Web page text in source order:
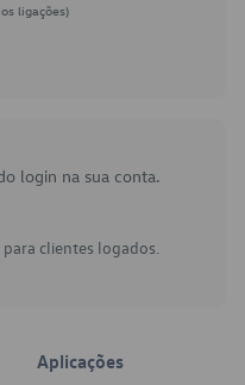
ligações)
login na sua conta.
clientes logados.
Aplicações